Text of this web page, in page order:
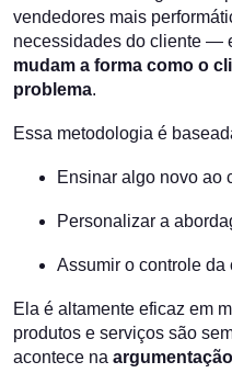
vendedores mais
necessidades do cliente —
mudam a forma como o
problema.
Essa metodologia é
Ensinar algo novo ao
Personalizar a
Assumir o controle da
Ela é altamente eficaz em
produtos e serviços são
acontece na